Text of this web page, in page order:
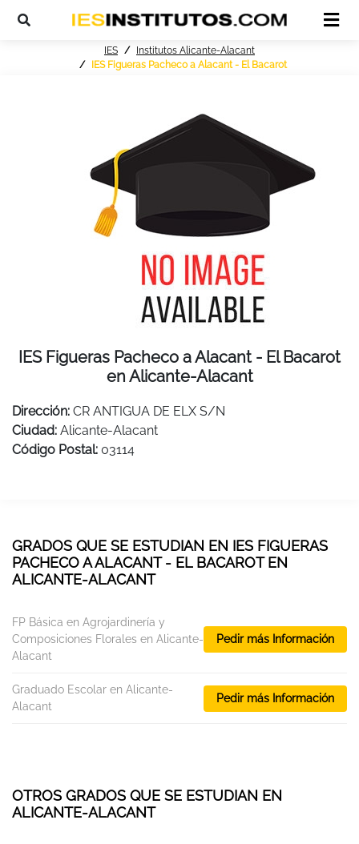
IES
Institutos Alicante-Alacant
IES Figueras Pacheco a Alacant - El Bacarot
IES Figueras Pacheco a Alacant - El Bacarot
en Alicante-Alacant
Dirección: CR ANTIGUA DE ELX S/N
Ciudad: Alicante-Alacant
Código Postal: 03114
GRADOS QUE SE ESTUDIAN EN IES FIGUERAS
PACHECO A ALACANT - EL BACAROT EN
ALICANTE-ALACANT
FP Básica en Agrojardinería y
Composiciones Florales en Alicante-
Alacant
Pedir más Información
Graduado Escolar en Alicante-
Alacant
Pedir más Información
OTROS GRADOS QUE SE ESTUDIAN EN
ALICANTE-ALACANT